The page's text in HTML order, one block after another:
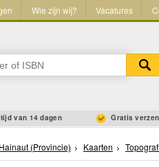
Wie zijn wij? Vacatures
van 14 dagen Gratis
(Provincie) Kaarten